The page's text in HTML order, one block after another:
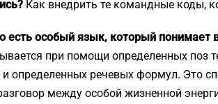
Как внедрить те командные коды,
есть особый язык, который
при помощи определенных поз
определенных речевых формул. Это
между особой жизненной